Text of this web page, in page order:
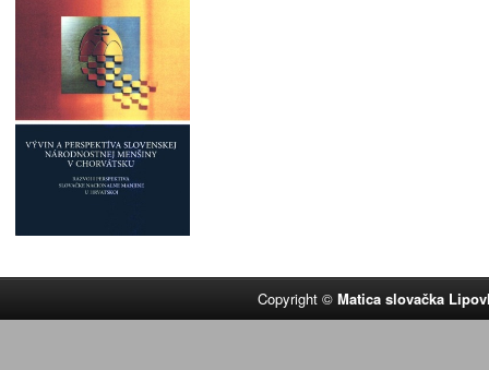
Copyright ©Matica slovačka